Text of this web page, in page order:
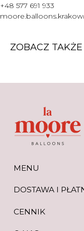
+48 577 691 933
ZOBACZ TAKŻE
WARTO WIEDZIEĆ